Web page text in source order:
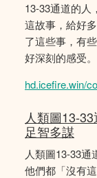
13-33通道的人
這故事，給好
了這些事，有
好深刻的感受。
hd.icefire.win/
人類圖13-
足智多謀
人類圖13-33
他們都「沒有